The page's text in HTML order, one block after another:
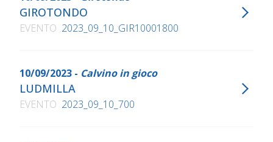
GIROTONDO
EVENTO 2023_09_10_GIR10001800
10/09/2023 - Calvino in gioco
LUDMILLA
EVENTO 2023_09_10_700